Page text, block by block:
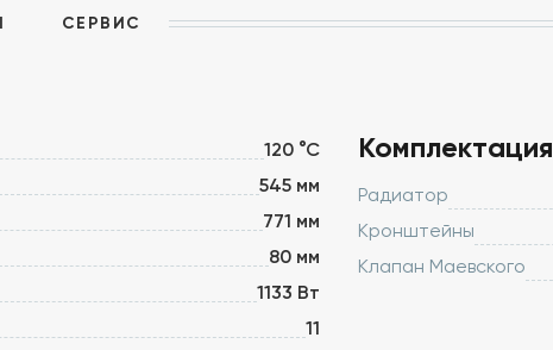
СЕРВИС
120 °С
545 мм
771 мм
80 мм
1133 Вт
11
Комплектация
Радиатор
Кронштейны
Клапан Маевского